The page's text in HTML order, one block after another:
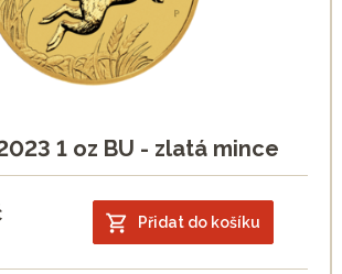
1 oz BU - zlatá mince
Přidat do košíku